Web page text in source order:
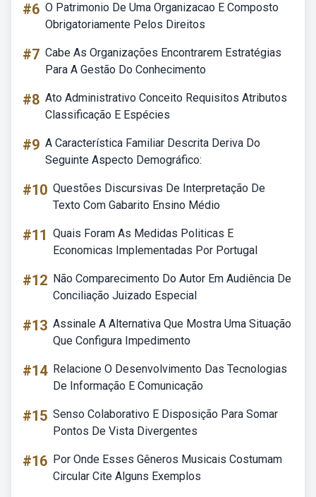
#6 O Patrimonio De Uma Organizacao E Composto
Obrigatoriamente Pelos Direitos
#7 Cabe As Organizações Encontrarem Estratégias
Para A Gestão Do Conhecimento
#8 Ato Administrativo Conceito Requisitos Atributos
Classificação E Espécies
#9 A Característica Familiar Descrita Deriva Do
Seguinte Aspecto Demográfico:
#10 Questões Discursivas De Interpretação De
Texto Com Gabarito Ensino Médio
#11 Quais Foram As Medidas Politicas E
Economicas Implementadas Por Portugal
#12 Não Comparecimento Do Autor Em Audiência De
Conciliação Juizado Especial
#13 Assinale A Alternativa Que Mostra Uma Situação
Que Configura Impedimento
#14 Relacione O Desenvolvimento Das Tecnologias
De Informação E Comunicação
#15 Senso Colaborativo E Disposição Para Somar
Pontos De Vista Divergentes
#16 Por Onde Esses Gêneros Musicais Costumam
Circular Cite Alguns Exemplos